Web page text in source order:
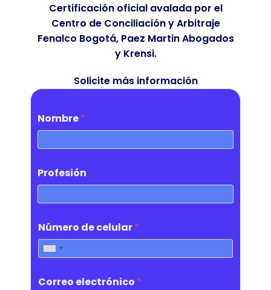
Certificación oficial avalada por el
Centro de Conciliación y Arbitraje
Fenalco Bogotá, Paez Martin Abogados
y Krensi.
Solicite más información
Nombre*
Profesión
Número de celular*
Correo electrónico *